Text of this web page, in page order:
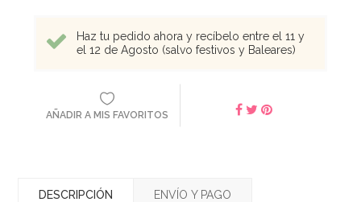
Haz tu pedido ahora y recíbelo entre el 11 y
el 12 de Agosto (salvo festivos y Baleares)
AÑADIR A MIS FAVORITOS
DESCRIPCIÓN ENVÍO Y PAGO